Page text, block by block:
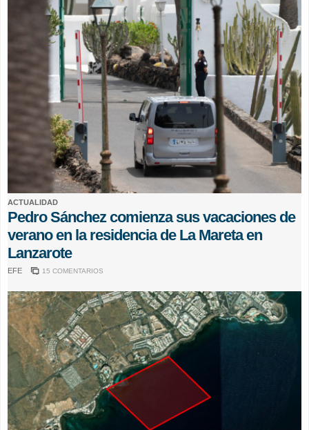
ACTUALIDAD
Pedro Sánchez comienza sus vacaciones de
verano en la residencia de La Mareta en
Lanzarote
EFE 15 COMENTARIOS